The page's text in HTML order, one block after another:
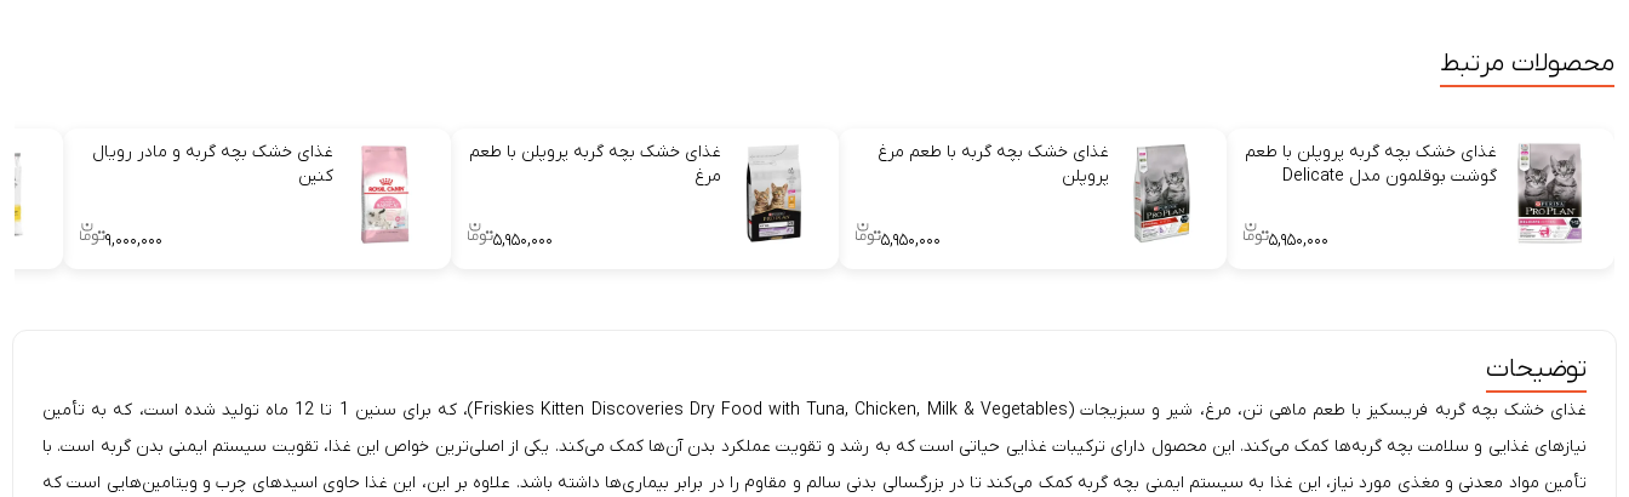
محصولات مرتبط
غذای خشک بچه گربه پروپلن با طعم
گوشت بوقلمون مدل Delicate
۵,۹۵۰,۰۰۰
غذای خشک بچه گربه با طعم مرغ
پروپلن
۵,۹۵۰,۰۰۰
غذای خشک بچه گربه پروپلن با طعم
مرغ
۵,۹۵۰,۰۰۰
غذای خشک بچه گربه و مادر رویال
کنین
۹,۰۰۰,۰۰۰
توضیحات
غذای خشک بچه گربه فریسکیز با طعم ماهی تن، مرغ، شیر و سبزیجات ( Friskies
Kitten Discoveries Dry Food with Tuna, Chicken, Milk & Vegetables)، که برای سنین 1 تا 12 ماه تولید شده است، که به تأمین
نیازهای غذایی و سلامت بچه گربه‌ها کمک می‌کند. این محصول دارای ترکیبات غذایی حیاتی است که به رشد و تقویت عملکرد بدن آن‌ها کمک می‌کند. یکی از اصلی‌ترین خواص این غذا، تقویت سیستم ایمنی بدن گربه است. با
تأمین مواد معدنی و مغذی مورد نیاز، این غذا به سیستم ایمنی بچه گربه کمک می‌کند تا در بزرگسالی بدنی سالم و مقاوم را در برابر بیماری‌ها داشته باشد. علاوه بر این، این غذا حاوی اسیدهای چرب و ویتامین‌هایی است که